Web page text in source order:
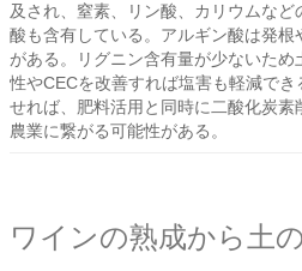
及され、窒素、リン酸、カリウムな
酸も含有している。アルギン酸は発
がある。リグニン含有量が少ないた
性やCECを改善すれば塩害も軽減で
せれば、肥料活用と同時に二酸化炭
農業に繋がる可能性がある。
ワインの熟成から土